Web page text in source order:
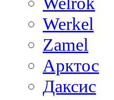
Werkel
Zamel
Арктос
Даксис